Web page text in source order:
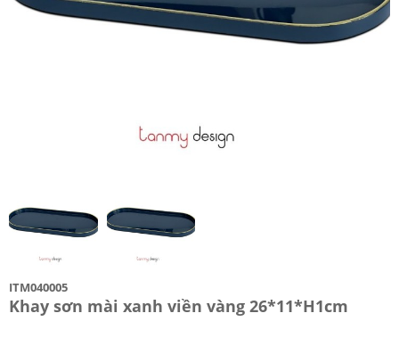
ITM040005
Khay sơn mài xanh viền vàng 26*11*H1cm